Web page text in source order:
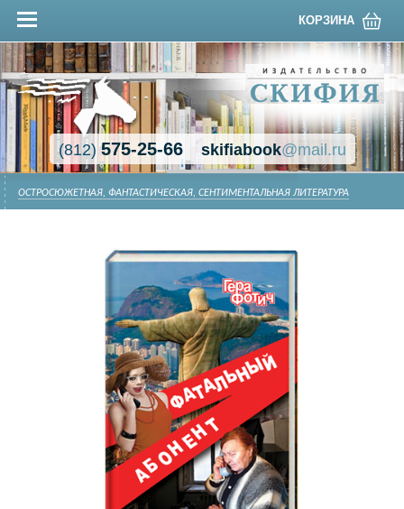
КОРЗИНА
(812)575-25-66 skifiabook@mail.ru
ОСТРОСЮЖЕТНАЯ, ФАНТАСТИЧЕСКАЯ, СЕНТИМЕНТАЛЬНАЯ ЛИТЕРАТУРА